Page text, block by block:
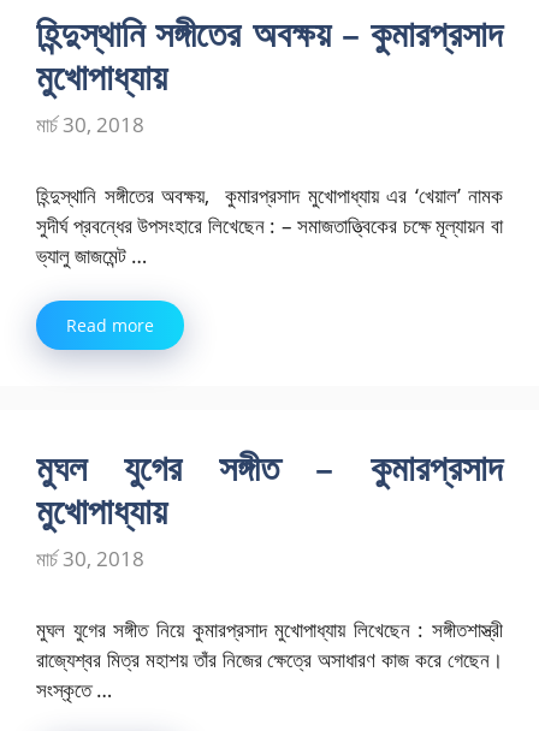
হিন্দুস্থানি সঙ্গীতের অবক্ষয় – কুমারপ্রসাদ
মুখোপাধ্যায়
মার্চ 30, 2018
হিন্দুস্থানি সঙ্গীতের অবক্ষয়, কুমারপ্রসাদ মুখোপাধ্যায় এর ‘খেয়াল’ নামক
সুদীর্ঘ প্রবন্ধের উপসংহারে লিখেছেন : – সমাজতাত্ত্বিকের চক্ষে মূল্যায়ন বা
ভ্যালু জাজমেন্ট …
Read more
মুঘল যুগের সঙ্গীত – কুমারপ্রসাদ
মুখোপাধ্যায়
মার্চ 30, 2018
মুঘল যুগের সঙ্গীত নিয়ে কুমারপ্রসাদ মুখোপাধ্যায় লিখেছেন : সঙ্গীতশাস্ত্রী
রাজ্যেশ্বর মিত্র মহাশয় তাঁর নিজের ক্ষেত্রে অসাধারণ কাজ করে গেছেন।
সংস্কৃতে …